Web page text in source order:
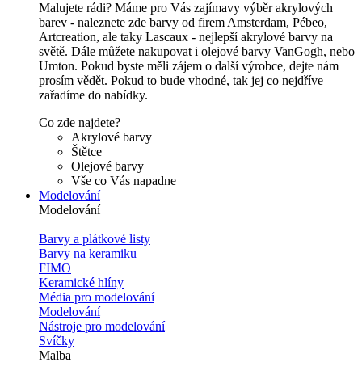
Malujete rádi? Máme pro Vás zajímavy výběr akrylových
barev - naleznete zde barvy od firem Amsterdam, Pébeo,
Artcreation, ale taky Lascaux - nejlepší akrylové barvy na
světě. Dále můžete nakupovat i olejové barvy VanGogh, nebo
Umton. Pokud byste měli zájem o další výrobce, dejte nám
prosím vědět. Pokud to bude vhodné, tak jej co nejdříve
zařadíme do nabídky.
Co zde najdete?
Akrylové barvy
Štětce
Olejové barvy
Vše co Vás napadne
Modelování
Modelování
Barvy a plátkové listy
Barvy na keramiku
FIMO
Keramické hlíny
Média pro modelování
Modelování
Nástroje pro modelování
Svíčky
Malba